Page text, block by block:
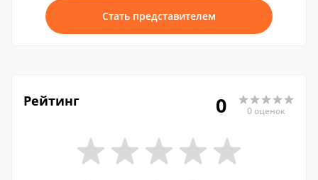
Стать представителем
Рейтинг 0 0 оценок